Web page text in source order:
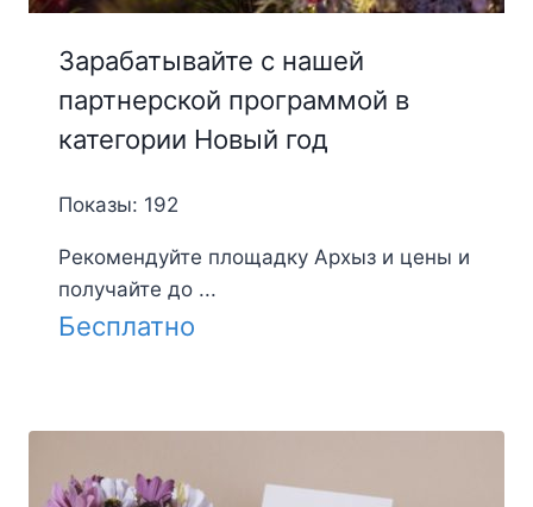
Зарабатывайте с нашей
партнерской программой в
категории Новый год
Показы: 192
Рекомендуйте площадку Архыз и цены и
получайте до ...
Бесплатно